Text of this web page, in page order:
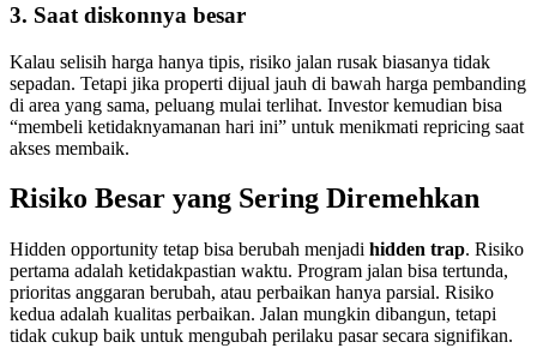
3. Saat diskonnya besar
Kalau selisih harga hanya tipis, risiko jalan rusak biasanya tidak
sepadan. Tetapi jika properti dijual jauh di bawah harga pembanding
di area yang sama, peluang mulai terlihat. Investor kemudian bisa
“membeli ketidaknyamanan hari ini” untuk menikmati repricing saat
akses membaik.
Risiko Besar yang Sering Diremehkan
Hidden opportunity tetap bisa berubah menjadi hidden trap. Risiko
pertama adalah ketidakpastian waktu. Program jalan bisa tertunda,
prioritas anggaran berubah, atau perbaikan hanya parsial. Risiko
kedua adalah kualitas perbaikan. Jalan mungkin dibangun, tetapi
tidak cukup baik untuk mengubah perilaku pasar secara signifikan.